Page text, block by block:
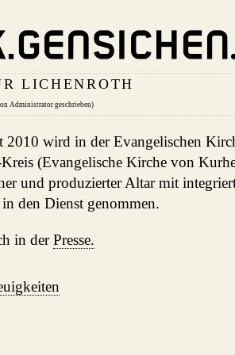
LICHENROTH
Administrator geschrieben)
2010 wird in der Evangelischen
(Evangelische Kirche von
und produzierter Altar mit
den Dienst genommen.
in derPresse.